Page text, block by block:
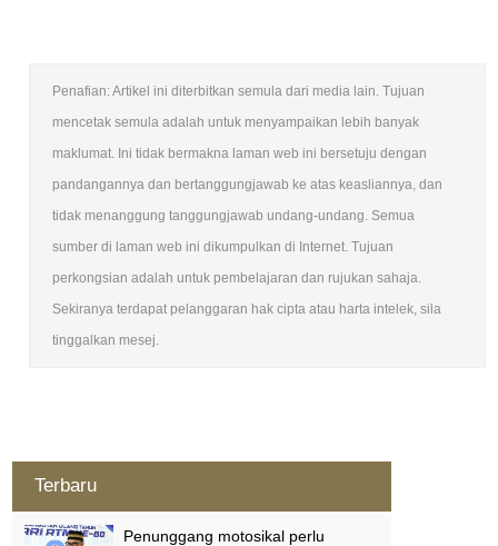
Penafian: Artikel ini diterbitkan semula dari media lain. Tujuan
mencetak semula adalah untuk menyampaikan lebih banyak
maklumat. Ini tidak bermakna laman web ini bersetuju dengan
pandangannya dan bertanggungjawab ke atas keasliannya, dan
tidak menanggung tanggungjawab undang-undang. Semua
sumber di laman web ini dikumpulkan di Internet. Tujuan
perkongsian adalah untuk pembelajaran dan rujukan sahaja.
Sekiranya terdapat pelanggaran hak cipta atau harta intelek, sila
tinggalkan mesej.
Terbaru
Penunggang motosikal perlu